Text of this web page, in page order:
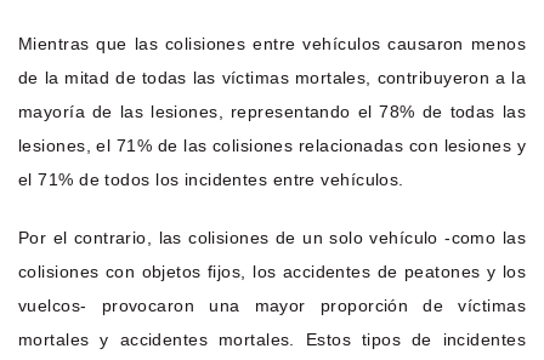
Mientras que las colisiones entre vehículos causaron menos
de la mitad de todas las víctimas mortales, contribuyeron a la
mayoría de las lesiones, representando el 78% de todas las
lesiones, el 71% de las colisiones relacionadas con lesiones y
el 71% de todos los incidentes entre vehículos.
Por el contrario, las colisiones de un solo vehículo -como las
colisiones con objetos fijos, los accidentes de peatones y los
vuelcos- provocaron una mayor proporción de víctimas
mortales y accidentes mortales. Estos tipos de incidentes